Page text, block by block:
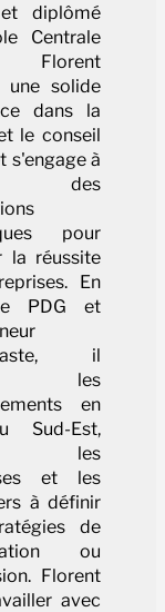
diplômé
Centrale
Florent
une solide
dans la
le conseil
s'engage à
des
pour
la réussite
En
PDG et
il
les
en
Sud-Est,
les
et les
à définir
de
ou
Florent
avec